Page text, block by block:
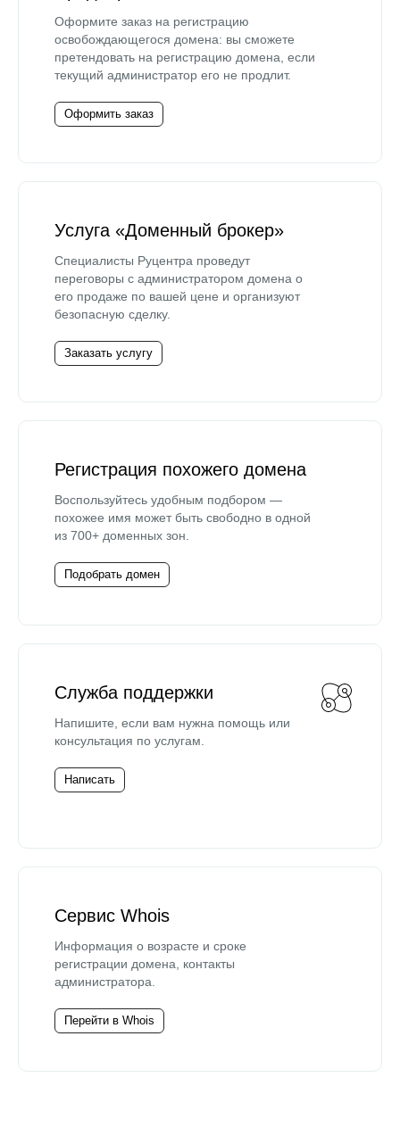
Оформите заказ на регистрацию
освобождающегося домена: вы сможете
претендовать на регистрацию домена, если
текущий администратор его не продлит.
Оформить заказ
Услуга «Доменный брокер»
Специалисты Руцентра проведут
переговоры с администратором домена о
его продаже по вашей цене и организуют
безопасную сделку.
Заказать услугу
Регистрация похожего домена
Воспользуйтесь удобным подбором —
похожее имя может быть свободно в одной
из 700+ доменных зон.
Подобрать домен
Служба поддержки
Напишите, если вам нужна помощь или
консультация по услугам.
Написать
Сервис Whois
Информация о возрасте и сроке
регистрации домена, контакты
администратора.
Перейти в Whois